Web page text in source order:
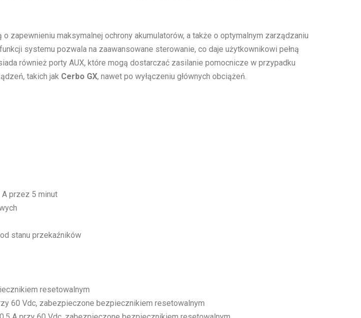
zapewnieniu maksymalnej ochrony akumulatorów, a także o optymalnym zarządzaniu
systemu pozwala na zaawansowane sterowanie, co daje użytkownikowi pełną
również porty AUX, które mogą dostarczać zasilanie pomocnicze w przypadku
takich jak Cerbo GX, nawet po wyłączeniu głównych obciążeń.
A przez 5 minut
stanu przekaźników
resetowalnym
60 Vdc, zabezpieczone bezpiecznikiem resetowalnym